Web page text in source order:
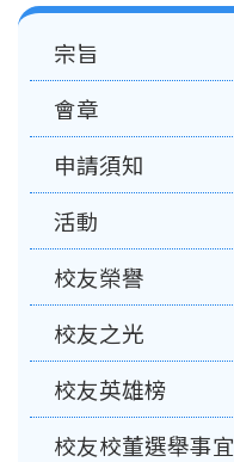
Main
navigation
宗旨
會章
申請須知
活動
校友榮譽
校友之光
校友英雄榜
校友校董選舉事宜